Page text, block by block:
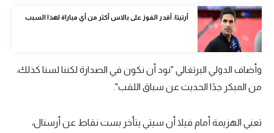
رياضة نسائية
آسيا
أمريكا
أرتيتا: أقدر الفوز على بالاس أكثر من أي مباراة لهذا السبب
وأضاف الدولي البرتغالي "نود أن نكون في الصدارة لكننا لسنا كذلك،
من المبكر جدًا الحديث عن سباق اللقب".
تعني الهزيمة أمام فيلا أن سيتي يتأخر بست نقاط عن أرسنال،